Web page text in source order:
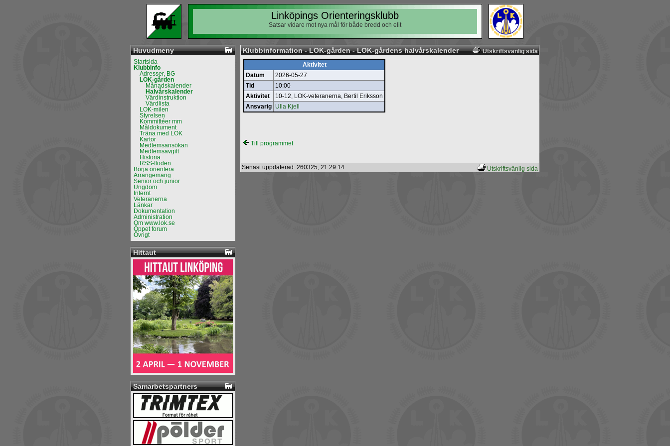
Linköpings Orienteringsklubb
Satsar vidare mot nya mål för både bredd och elit
Huvudmeny
Startsida
Klubbinfo
Adresser, BG
LOK-gården
Månadskalender
Halvårskalender
Värdinstruktion
Värdlista
LOK-milen
Styrelsen
Kommittéer mm
Måldokument
Träna med LOK
Kartor
Medlemsansökan
Medlemsavgift
Historia
RSS-flöden
Börja orientera
Arrangemang
Senior och junior
Ungdom
Internt
Veteranerna
Länkar
Dokumentation
Administration
Om www.lok.se
Öppet forum
Övrigt
Hittaut
Samarbetspartners
Utskriftsvänlig sida
Klubbinformation - LOK-gården - LOK-gårdens halvårskalender
Aktivitet
Datum
2026-05-27
Tid
10:00
Aktivitet
10-12, LOK‐veteranerna, Bertil Eriksson
Ansvarig Ulla Kjell
Till programmet
Utskriftsvänlig sida
Senast uppdaterad: 260325, 21:29:14